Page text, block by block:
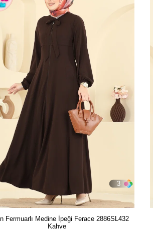
3
Fermuarlı Medine İpeği Ferace 2886SL432
Kahve